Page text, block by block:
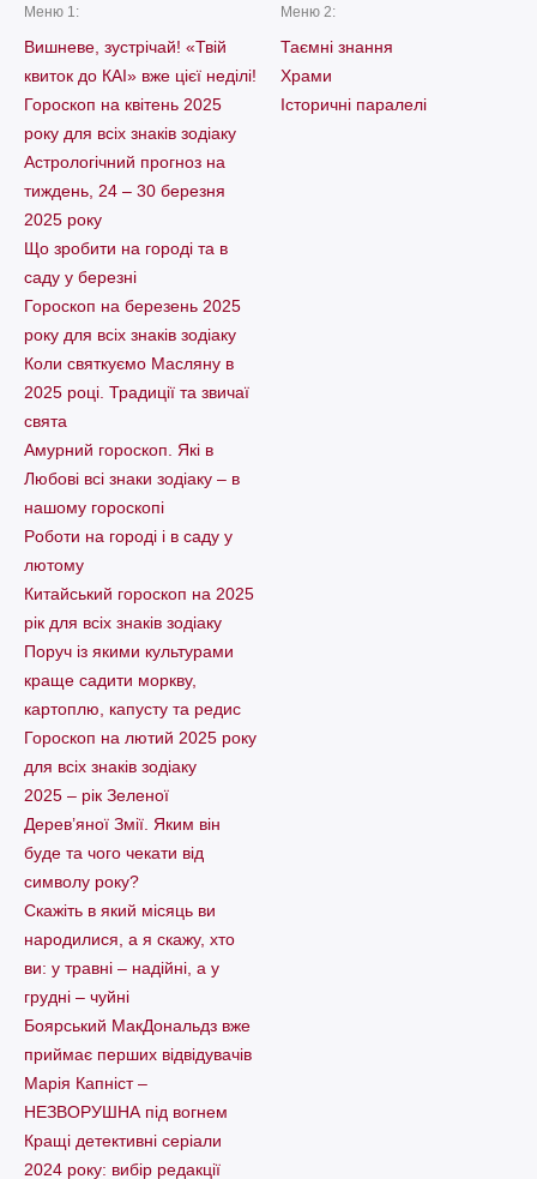
Меню 1:
Вишневе, зустрічай! «Твій
квиток до КАІ» вже цієї неділі!
Гороскоп на квітень 2025
року для всіх знаків зодіаку
Астрологічний прогноз на
тиждень, 24 – 30 березня
2025 року
Що зробити на городі та в
саду у березні
Гороскоп на березень 2025
року для всіх знаків зодіаку
Коли святкуємо Масляну в
2025 році. Традиції та звичаї
свята
Амурний гороскоп. Які в
Любові всі знаки зодіаку – в
нашому гороскопі
Pоботи на городі і в саду у
лютому
Китайський гороскоп на 2025
рік для всіх знаків зодіаку
Поруч із якими культурами
краще садити моркву,
картоплю, капусту та редис
Гороскоп на лютий 2025 року
для всіх знаків зодіаку
2025 – рік Зеленої
Дерев’яної Змії. Яким він
буде та чого чекати від
символу року?
Скажіть в який місяць ви
народилися, а я скажу, хто
ви: у травні – надійні, а у
грудні – чуйні
Боярський МакДональдз вже
приймає перших відвідувачів
Марія Капніст –
НЕЗВОРУШНА під вогнем
Кращі детективні серіали
2024 року: вибір редакції
Меню 2:
Таємні знання
Храми
Історичні паралелі